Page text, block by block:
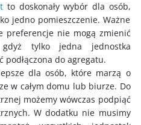
to doskonały wybór dla osób,
jedno pomieszczenie. Ważne
preferencje nie mogą zmienić
tylko jedna jednostka
podłączona do agregatu.
dla osób, które marzą o
w całym domu lub biurze. Do
możemy wówczas podpiąć
W dodatku nie musimy